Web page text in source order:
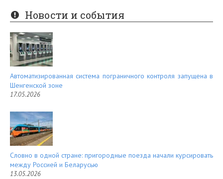
er
es
t
e
d
Новости и события
Автоматизированная система пограничного контроля запущена в
Шенгенской зоне
17.05.2026
Словно в одной стране: пригородные поезда начали курсировать
между Россией и Беларусью
13.05.2026